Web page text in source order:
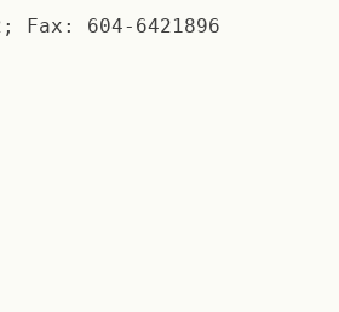
Fax: 604-6421896